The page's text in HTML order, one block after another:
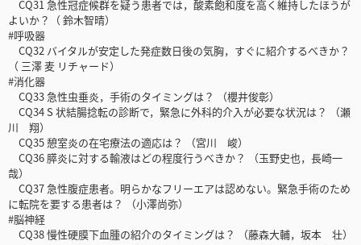
CQ31 急性冠症候群を疑う患者では，酸素飽和度を高く維持したほうが
よいか？（ 鈴木智晴）
#呼吸器
CQ32 バイタルが安定した発症数日後の気胸，すぐに紹介するべきか？
（ 三澤 麦 リチャード）
#消化器
CQ33 急性虫垂炎，手術のタイミングは？ （櫻井俊彰）
CQ34 S 状結腸捻転の診断で，緊急に外科的介入が必要な状況は？ （瀬
川 翔）
CQ35 憩室炎の在宅療法の適応は？ （宮川 峻）
CQ36 膵炎に対する輸液はどの程度行うべきか？ （玉野史也，長崎一
哉）
CQ37 急性腹症患者。明らかなフリーエアは認めない。緊急手術のため
に転院を要する患者は？ （小澤尚弥）
#脳神経
CQ38 慢性硬膜下血腫の紹介のタイミングは？ （藤森大輔，坂本 壮）